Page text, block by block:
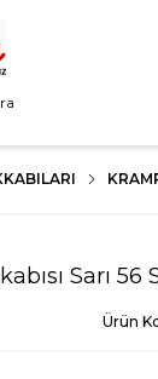
Sarı 56
Ürün